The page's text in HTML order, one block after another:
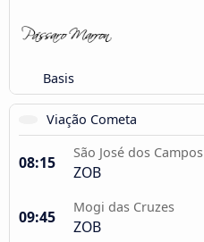
Basis
Viação Cometa
08:15
São José dos Campos
ZOB
09:45
Mogi das Cruzes
ZOB